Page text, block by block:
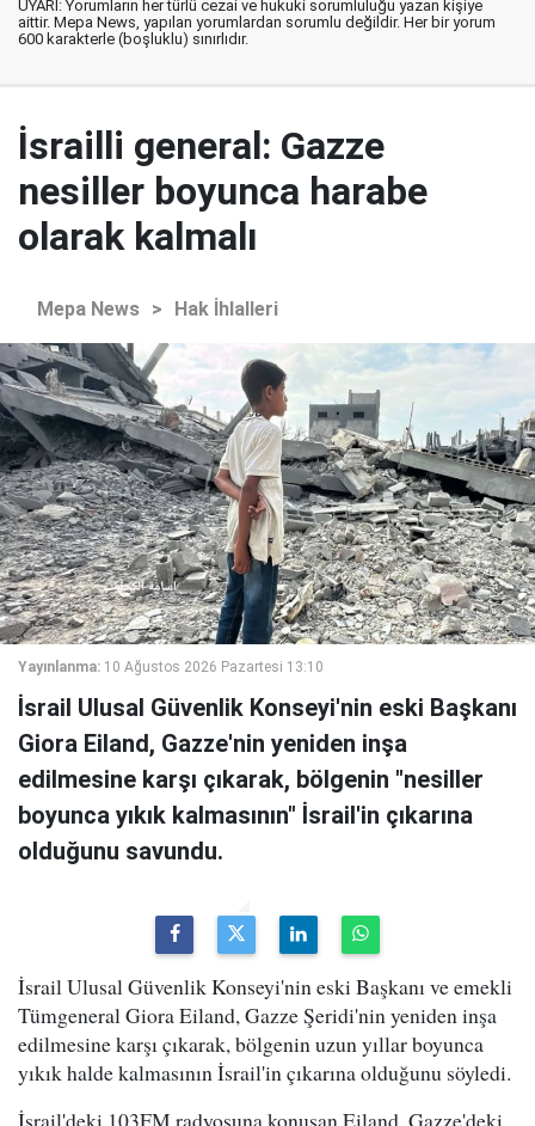
UYARI: Yorumların her türlü cezai ve hukuki sorumluluğu yazan kişiye
aittir. Mepa News, yapılan yorumlardan sorumlu değildir. Her bir yorum
600 karakterle (boşluklu) sınırlıdır.
İsrailli general: Gazze
nesiller boyunca harabe
olarak kalmalı
Mepa News > Hak İhlalleri
Yayınlanma: 10 Ağustos 2026 Pazartesi 13:10
İsrail Ulusal Güvenlik Konseyi'nin eski Başkanı
Giora Eiland, Gazze'nin yeniden inşa
edilmesine karşı çıkarak, bölgenin "nesiller
boyunca yıkık kalmasının" İsrail'in çıkarına
olduğunu savundu.
İsrail Ulusal Güvenlik Konseyi'nin eski Başkanı ve emekli
Tümgeneral Giora Eiland, Gazze Şeridi'nin yeniden inşa
edilmesine karşı çıkarak, bölgenin uzun yıllar boyunca
yıkık halde kalmasının İsrail'in çıkarına olduğunu söyledi.
İsrail'deki 103FM radyosuna konuşan Eiland, Gazze'deki